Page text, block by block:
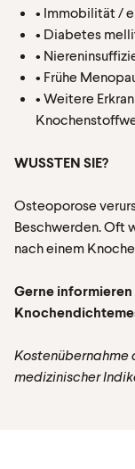
• Immobilität /
• Diabetes
•
• Frühe
• Weitere
WUSSTEN SIE?
Osteoporose
Beschwerden. Oft
nach einem
Gerne
Kostenübernahme
medizinischer